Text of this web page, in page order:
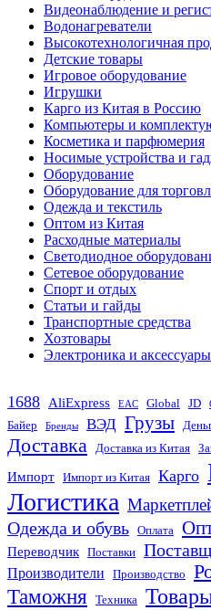
Видеонаблюдение и
Водонагреватели
Высокотехнологичная
Детские товары
Игровое оборудование
Игрушки
Карго из Китая в Россию
Компьютеры и
Косметика и парфюмерия
Носимые устройства и
Оборудование
Оборудование для
Одежда и текстиль
Оптом из Китая
Расходные материалы
Светодиодное
Сетевое оборудование
Спорт и отдых
Статьи и гайды
Транспортные средства
Хозтовары
Электроника и аксессуары
1688 AliExpress EAC Global JD
Байер Бренды ВЭД Грузы
Доставка Доставка из Китая
Импорт Импорт из Китая Карго
Логистика
Одежда и обувь Оплата
Переводчик Поставки
Производители Производство
Таможня Техника